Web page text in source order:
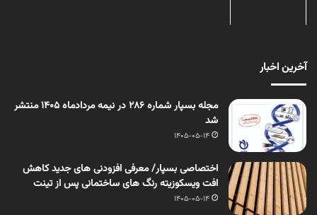
آخرین اخبار
مجله بسپار شماره 286 در نیمه مردادماه 1405 منتشر
شد
1405-05-14
اختصاصی بسپار/ معرفی افزودنی های جدید کاهش
افت ویسکوزیته رنگ های ساختمانی پس از تینت
1405-05-14